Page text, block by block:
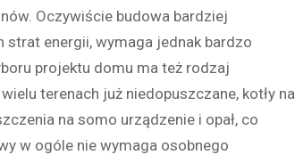
Oczywiście budowa bardziej
energii, wymaga jednak bardzo
projektu domu ma też rodzaj
terenach już niedopuszczane, kotły na
na somo urządzenie i opał, co
w ogóle nie wymaga osobnego